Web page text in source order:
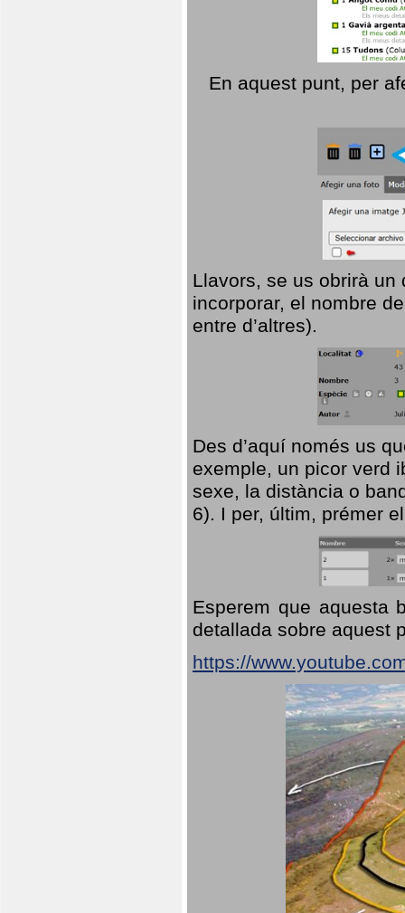
En aquest punt, per
Llavors, se us obrirà
incorporar, el nombre
entre d’altres).
Des d’aquí només us
exemple, un picor verd
sexe, la distància o
6). I per, últim, prémer
Esperem que aquesta
detallada sobre aquest
https://